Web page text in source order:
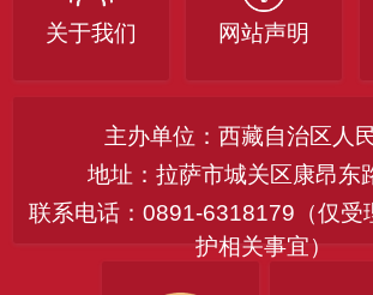
关于我们 网站声明
主办单位：西藏自治区人
地址：拉萨市城关区康昂东
联系电话：0891-6318179（仅受
护相关事宜）